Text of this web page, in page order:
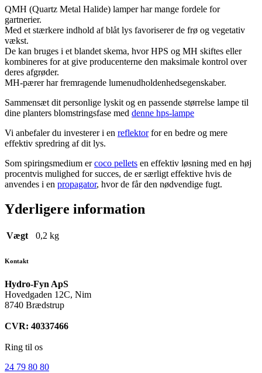
QMH (Quartz Metal Halide) lamper har mange fordele for
gartnerier.
Med et stærkere indhold af blåt lys favoriserer de frø og vegetativ
vækst.
De kan bruges i et blandet skema, hvor HPS og MH skiftes eller
kombineres for at give producenterne den maksimale kontrol over
deres afgrøder.
MH-pærer har fremragende lumenudholdenhedsegenskaber.
Sammensæt dit personlige lyskit og en passende størrelse lampe til
dine planters blomstringsfase med denne hps-lampe
Vi anbefaler du investerer i en reflektorfor en bedre og mere
effektiv spredring af dit lys.
Som spiringsmedium ercoco pellets en effektiv løsning med en høj
procentvis mulighed for succes, de er særligt effektive hvis de
anvendes i en propagator, hvor de får den nødvendige fugt.
Yderligere information
Vægt 0,2 kg
Kontakt
Hydro-Fyn ApS
Hovedgaden 12C, Nim
8740 Brædstrup
CVR: 40337466
Ring til os
24 79 80 80